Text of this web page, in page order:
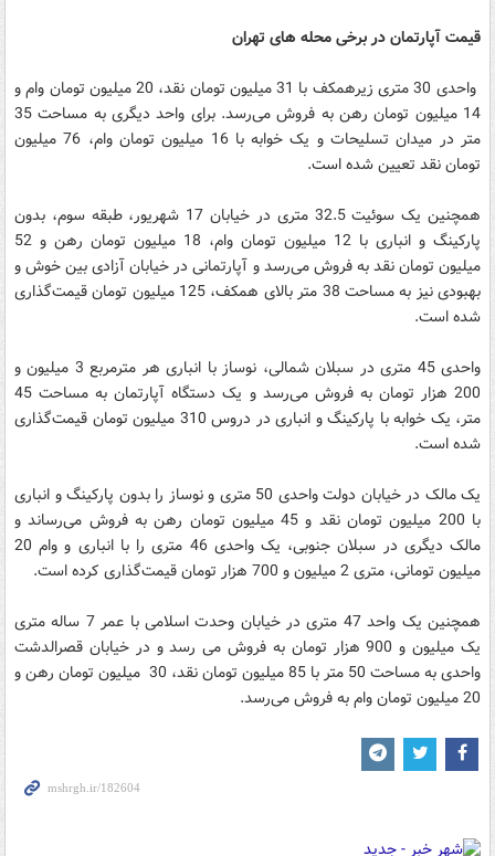
قیمت آپارتمان در برخی محله های تهران
واحدی 30 متری زیرهمکف با 31 میلیون تومان نقد، 20 میلیون تومان وام و
14 میلیون تومان رهن به فروش می‌رسد. برای واحد دیگری به مساحت 35
متر در میدان تسلیحات و یک خوابه با 16 میلیون تومان وام، 76 میلیون
تومان نقد تعیین شده است.
همچنین یک سوئیت 32.5 متری در خیابان 17 شهریور، طبقه سوم، بدون
پارکینگ و انباری با 12 میلیون تومان وام، 18 میلیون تومان رهن و 52
میلیون تومان نقد به فروش می‌رسد و آپارتمانی در خیابان آزادی بین خوش و
بهبودی نیز به مساحت 38 متر بالای همکف، 125 میلیون تومان قیمت‌گذاری
شده است.
واحدی 45 متری در سبلان شمالی، نوساز با انباری هر مترمربع 3 میلیون و
200 هزار تومان به فروش می‌رسد و یک دستگاه آپارتمان به مساحت 45
متر، یک خوابه با پارکینگ و انباری در دروس 310 میلیون تومان قیمت‌گذاری
شده است.
یک مالک در خیابان دولت واحدی 50 متری و نوساز را بدون پارکینگ و انباری
با 200 میلیون تومان نقد و 45 میلیون تومان رهن به فروش می‌رساند و
مالک دیگری در سبلان جنوبی، یک واحدی 46 متری را با انباری و وام 20
میلیون تومانی، متری 2 میلیون و 700 هزار تومان قیمت‌گذاری کرده است.
همچنین یک واحد 47 متری در خیابان وحدت اسلامی با عمر 7 ساله متری
یک میلیون و 900 هزار تومان به فروش می رسد و در خیابان قصرالدشت
واحدی به مساحت 50 متر با 85 میلیون تومان نقد، 30 میلیون تومان رهن و
20 میلیون تومان وام به فروش می‌رسد.